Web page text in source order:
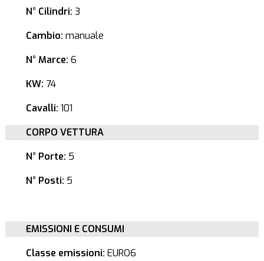
N° Cilindri: 3
Cambio: manuale
N° Marce: 6
KW: 74
Cavalli: 101
CORPO VETTURA
N° Porte: 5
N° Posti: 5
EMISSIONI E CONSUMI
Classe emissioni: EURO6